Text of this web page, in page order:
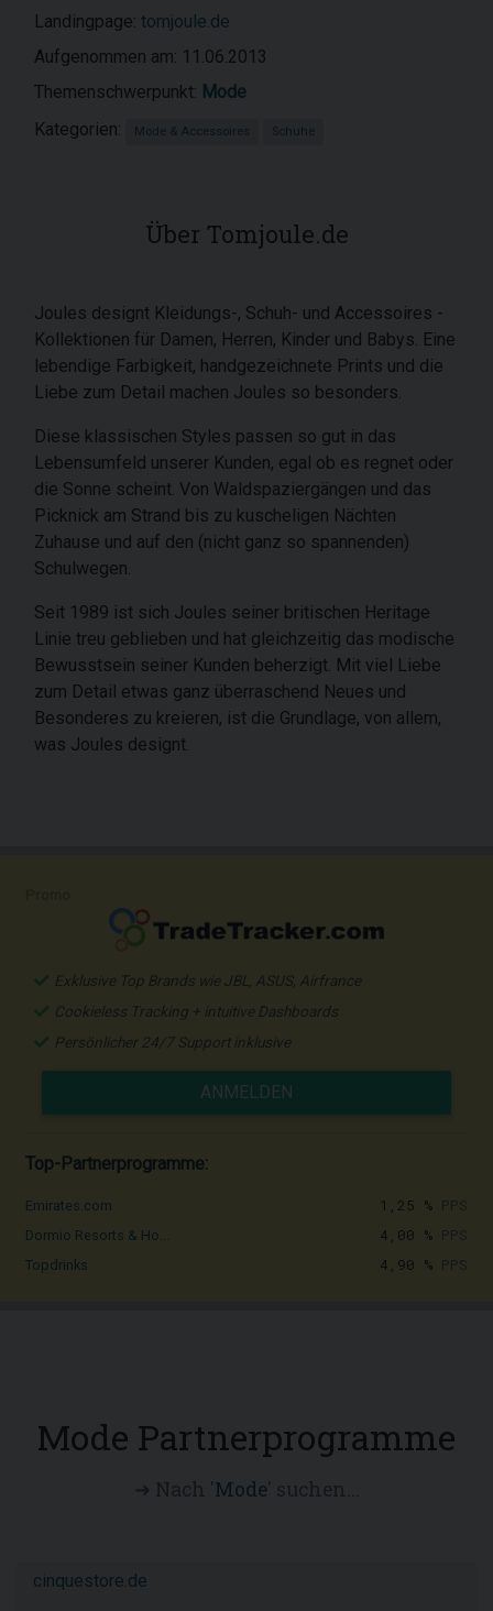
Landingpage: tomjoule.de
Aufgenommen am: 11.06.2013
Themenschwerpunkt: Mode
Kategorien:
Mode & Accessoires Schuhe
Über Tomjoule.de
Joules designt Kleidungs-, Schuh- und Accessoires -
Kollektionen für Damen, Herren, Kinder und Babys. Eine
lebendige Farbigkeit, handgezeichnete Prints und die
Liebe zum Detail machen Joules so besonders.
Diese klassischen Styles passen so gut in das
Lebensumfeld unserer Kunden, egal ob es regnet oder
die Sonne scheint. Von Waldspaziergängen und das
Picknick am Strand bis zu kuscheligen Nächten
Zuhause und auf den (nicht ganz so spannenden)
Schulwegen.
Seit 1989 ist sich Joules seiner britischen Heritage
Linie treu geblieben und hat gleichzeitig das modische
Bewusstsein seiner Kunden beherzigt. Mit viel Liebe
zum Detail etwas ganz überraschend Neues und
Besonderes zu kreieren, ist die Grundlage, von allem,
was Joules designt.
Exklusive Top Brands wie JBL, ASUS, Airfrance
Cookieless Tracking + intuitive Dashboards
Persönlicher 24/7 Support inklusive
ANMELDEN
Top-Partnerprogramme:
Emirates.com 1,25 %
Dormio Resorts & Ho... 4,00 %
Topdrinks 4,90 %
Mode Partnerprogramme
Mode
cinquestore.de